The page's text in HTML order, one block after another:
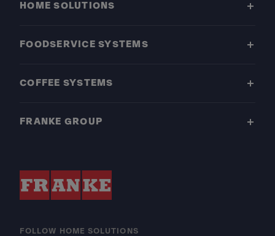
HOME SOLUTIONS
FOODSERVICE SYSTEMS
COFFEE SYSTEMS
FRANKE GROUP
FOLLOW HOME SOLUTIONS